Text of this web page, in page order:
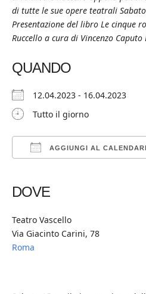
di tutte le sue opere teatrali
Presentazione del libro Le cinque
Ruccello a cura di Vincenzo
QUANDO
12.04.2023 - 16.04.2023
Tutto il giorno
AGGIUNGI AL
DOVE
Teatro Vascello
Via Giacinto Carini, 78
Roma